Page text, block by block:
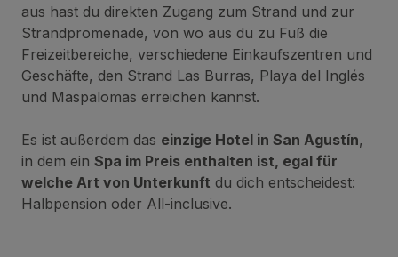
aus hast du direkten Zugang zum Strand und zur
Strandpromenade, von wo aus du zu Fuß die
Freizeitbereiche, verschiedene Einkaufszentren und
Geschäfte, den Strand Las Burras, Playa del Inglés
und Maspalomas erreichen kannst.
Es ist außerdem das einzige Hotel in San Agustín,
in dem ein Spa im Preis enthalten ist, egal für
welche Art von Unterkunft du dich entscheidest:
Halbpension oder All-inclusive.